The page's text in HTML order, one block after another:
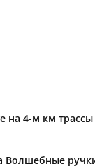
на 4-м км
Волшебные